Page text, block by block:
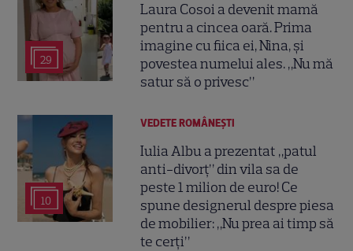
29
Laura Cosoi a devenit mamă
pentru a cincea oară. Prima
imagine cu fiica ei, Nina, și
povestea numelui ales. „Nu mă
satur să o privesc”
10
VEDETE ROMÂNEŞTI
Iulia Albu a prezentat „patul
anti-divorț” din vila sa de
peste 1 milion de euro! Ce
spune designerul despre piesa
de mobilier: „Nu prea ai timp să
te cerți”